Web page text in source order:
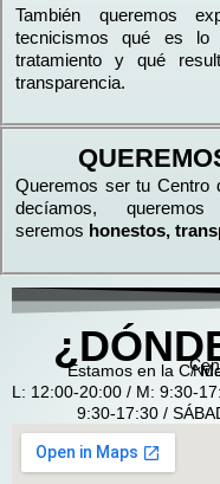
Queremos ser tu Centro
decíamos,
seremos honestos,
También queremos
tecnicismos qué es
tratamiento y qué
transparencia.
Estamos en la C/
L: 12:00-20:00 / M: 9:30-
9:30-17:30 /